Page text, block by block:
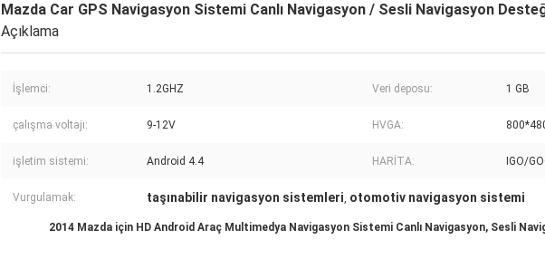
Mazda Car GPS Navigasyon Sistemi Canlı Navigasyon / Sesli Navigasyon
Açıklama
İşlemci: 1.2GHZ Veri deposu: 1 GB
çalışma voltajı: 9-12V HVGA:
işletim sistemi: Android 4.4 HARİTA: IGO/
Vurgulamak: taşınabilir navigasyon sistemleri, otomotiv navigasyon sistemi
2014 Mazda için HD Android Araç Multimedya Navigasyon Sistemi Canlı Navigasyon, Sesli